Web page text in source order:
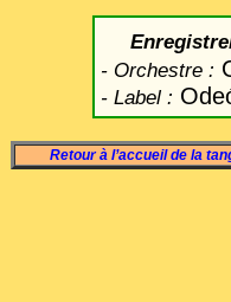
- Orchestre :
- Label :
Retour à l’accueil de la